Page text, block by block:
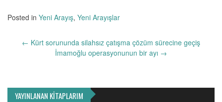
Posted in Yeni Arayış, Yeni Arayışlar
← Kürt sorununda silahsız çatışma çözüm sürecine geçiş
İmamoğlu operasyonunun bir ayı →
YAYINLANAN KİTAPLARIM